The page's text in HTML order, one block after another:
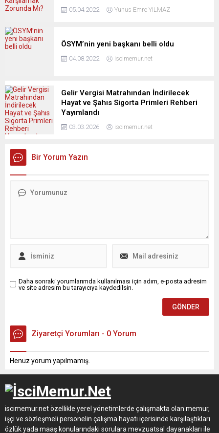
05.04.2022 Yunus Emre YILMAZ
ÖSYM’nin yeni başkanı belli oldu
04.08.2022 iscimemur.net
Gelir Vergisi Matrahından İndirilecek
Hayat ve Şahıs Sigorta Primleri Rehberi
Yayımlandı
03.03.2026 iscimemur.net
Bir Yorum Yazın
Daha sonraki yorumlarımda kullanılması için adım, e-posta adresim
ve site adresim bu tarayıcıya kaydedilsin.
Ziyaretçi Yorumları - 0 Yorum
Henüz yorum yapılmamış.
iscimemur.net özellikle yerel yönetimlerde çalışmakta olan memur,
işçi ve sözleşmeli personelin çalışma hayatı içerisinde karşılaştıkları
özlük yada maaş konularındaki sorulara mevzuatsal dayanakları ile